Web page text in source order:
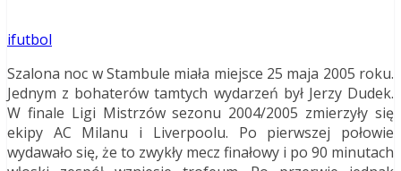
ifutbol
Szalona noc w Stambule miała miejsce 25 maja 2005 roku.
Jednym z bohaterów tamtych wydarzeń był Jerzy Dudek.
W finale Ligi Mistrzów sezonu 2004/2005 zmierzyły się
ekipy AC Milanu i Liverpoolu. Po pierwszej połowie
wydawało się, że to zwykły mecz finałowy i po 90 minutach